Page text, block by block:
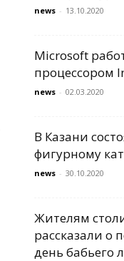
news - 13.10.2020
Microsoft
процессором
news - 02.03.2020
В Казани
фигурному
news - 30.10.2020
Жителям
рассказали о
день бабьего